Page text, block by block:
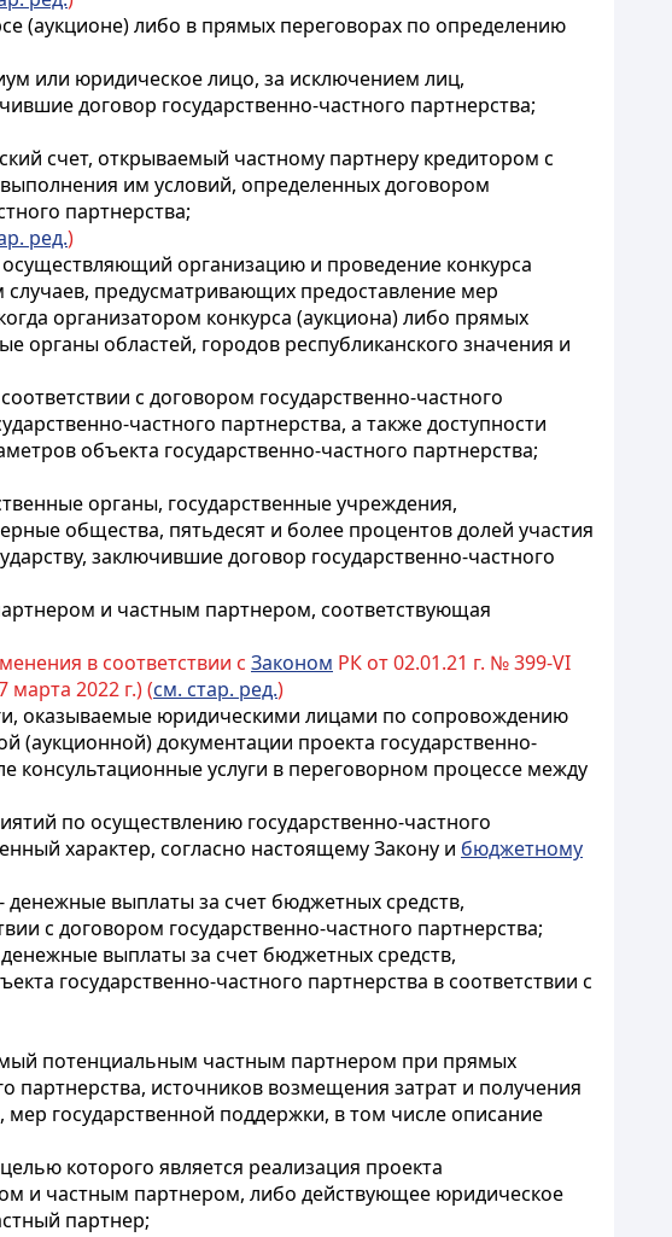
(аукционе) либо в прямых переговорах по определению
или юридическое лицо, за исключением лиц,
договор государственно-частного партнерства;
счет, открываемый частному партнеру кредитором с
им условий, определенных договором
партнерства;
ред.)
организацию и проведение конкурса
предусматривающих предоставление мер
организатором конкурса (аукциона) либо прямых
органы областей, городов республиканского значения и
с договором государственно-частного
частного партнерства, а также доступности
объекта государственно-частного партнерства;
органы, государственные учреждения,
общества, пятьдесят и более процентов долей участия
заключившие договор государственно-частного
и частным партнером, соответствующая
в соответствии с Законом РК от 02.01.21 г. № 399-VI
марта 2022 г.) (см. стар. ред.)
оказываемые юридическими лицами по сопровождению
(аукционной) документации проекта государственно-
консультационные услуги в переговорном процессе между
по осуществлению государственно-частного
характер, согласно настоящему Закону и бюджетному
денежные выплаты за счет бюджетных средств,
с договором государственно-частного партнерства;
выплаты за счет бюджетных средств,
государственно-частного партнерства в соответствии с
потенциальным частным партнером при прямых
партнерства, источников возмещения затрат и получения
мер государственной поддержки, в том числе описание
которого является реализация проекта
и частным партнером, либо действующее юридическое
партнер;